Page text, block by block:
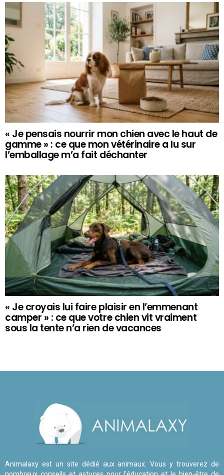
« Je pensais nourrir mon chien avec le haut de
gamme » : ce que mon vétérinaire a lu sur
l’emballage m’a fait déchanter
« Je croyais lui faire plaisir en l’emmenant
camper » : ce que votre chien vit vraiment
sous la tente n’a rien de vacances
Animalaxy est un site dédié aux animaux. Vous y trouverez de